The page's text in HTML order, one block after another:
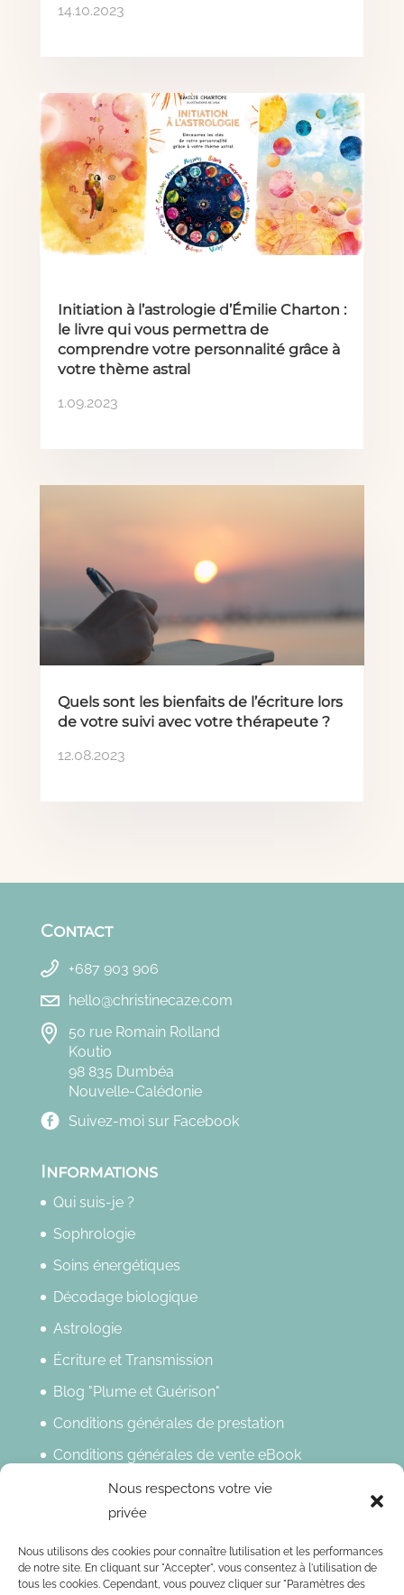
Nous respectons votre vie
privée
Nous utilisons des cookies pour connaître l’utilisation et les performances
de notre site. En cliquant sur "Accepter", vous consentez à l'utilisation de
tous les cookies. Cependant, vous pouvez cliquer sur "Paramètres des
14.10.2023
Initiation à l’astrologie d’Émilie Charton :
le livre qui vous permettra de
comprendre votre personnalité grâce à
votre thème astral
1.09.2023
Quels sont les bienfaits de l’écriture lors
de votre suivi avec votre thérapeute ?
12.08.2023
Contact
+687 903 906
hello@christinecaze.com
50 rue Romain Rolland
Koutio
98 835 Dumbéa
Nouvelle-Calédonie
Suivez-moi sur Facebook
Informations
Qui suis-je ?
Sophrologie
Soins énergétiques
Décodage biologique
Astrologie
Écriture et Transmission
Blog "Plume et Guérison"
Conditions générales de prestation
Conditions générales de vente eBook
Politique de confidentialité
Mentions légales
Newsletter